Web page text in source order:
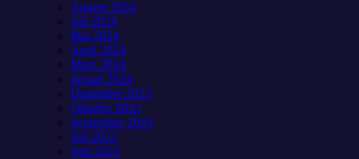
August 2024
Juli 2024
Mai 2024
April 2024
März 2024
Januar 2024
Dezember 2023
Oktober 2023
September 2023
Juli 2023
Juni 2023